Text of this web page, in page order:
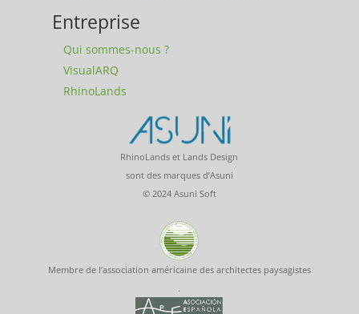
Entreprise
Qui sommes-nous ?
VisualARQ
RhinoLands
RhinoLands et Lands Design
sont des marques d’Asuni
© 2024 Asuni Soft
Membre de l’association américaine des architectes paysagistes
.